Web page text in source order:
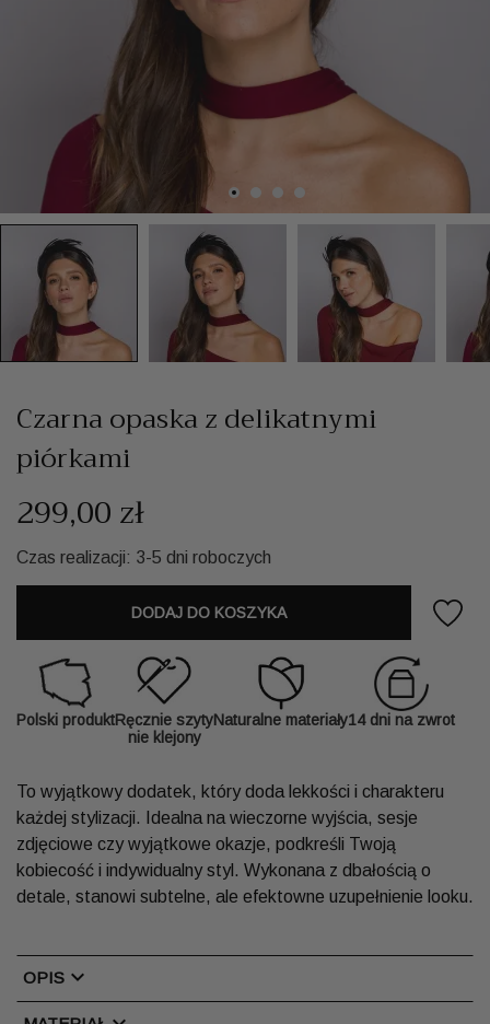
Czarna opaska z delikatnymi
piórkami
299,00 zł
Czas realizacji: 3-5 dni roboczych
DODAJ DO KOSZYKA
Polski produktRęcznie szyty
nie klejony
Naturalne materiały14 dni na zwrot
To wyjątkowy dodatek, który doda lekkości i charakteru
każdej stylizacji. Idealna na wieczorne wyjścia, sesje
zdjęciowe czy wyjątkowe okazje, podkreśli Twoją
kobiecość i indywidualny styl. Wykonana z dbałością o
detale, stanowi subtelne, ale efektowne uzupełnienie looku.
OPIS chevron_right